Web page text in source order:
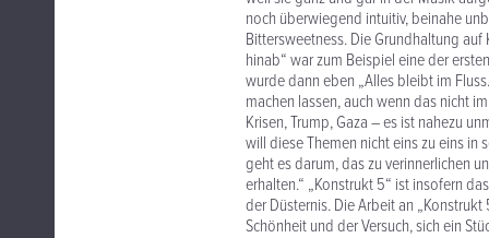
noch überwiegend intuitiv, beinahe
Bittersweetness. Die Grundhaltung
hinab“ war zum Beispiel eine der
wurde dann eben „Alles bleibt im
machen lassen, auch wenn das nicht
Krisen, Trump, Gaza – es ist nahezu
will diese Themen nicht eins zu eins in
geht es darum, das zu verinnerlichen
erhalten.“ „Konstrukt 5“ ist insofern
der Düsternis. Die Arbeit an
Schönheit und der Versuch, sich ein